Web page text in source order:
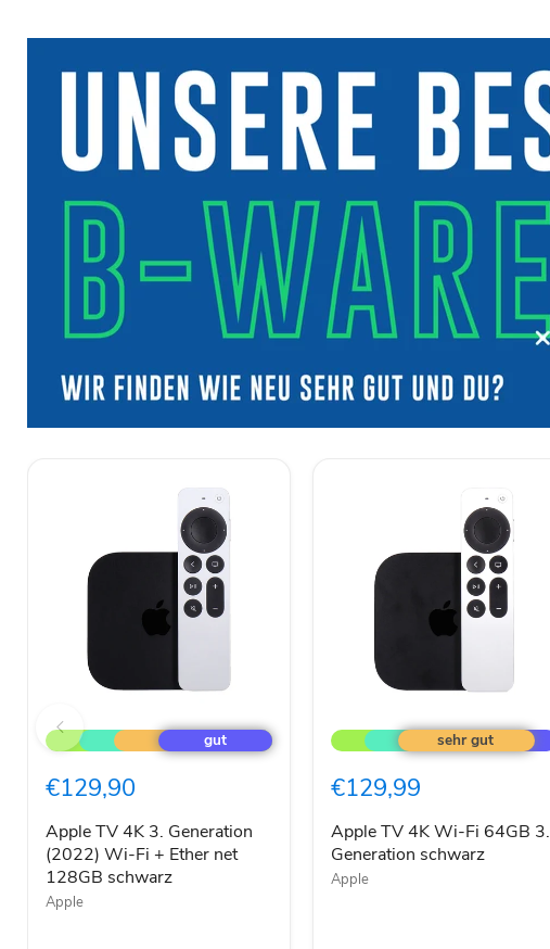
TV
4K
Generation
Wi-
Fi
+
Ether
net
€129,90
Apple TV 4K 3. Generation
(2022) Wi-Fi + Ether net
128GB schwarz
Apple
TV
4K
Fi 64GB
Generation
schwarz
€129,99
Apple TV 4K Wi-Fi 64GB 3.
Generation schwarz
Apple